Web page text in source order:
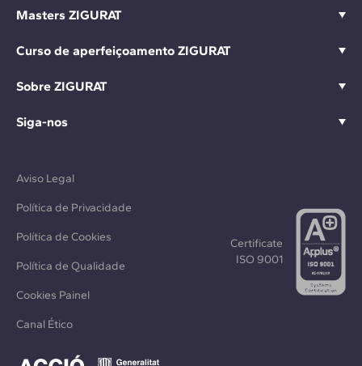
Masters ZIGURAT
Curso de aperfeiçoamento ZIGURAT
Sobre ZIGURAT
Siga-nos
Aviso Legal
Política de Privacidade
Política de Cookies
Política de Qualidade
Cookies Painel
Canal Ético
Certificate
ISO 9001